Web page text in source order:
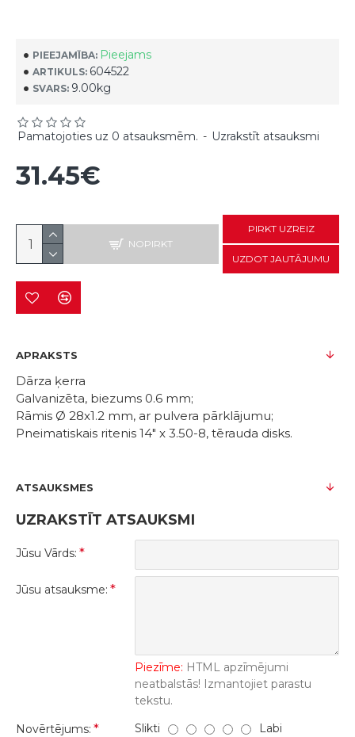
PIEEJAMĪBA: Pieejams
ARTIKULS: 604522
SVARS: 9.00kg
Pamatojoties uz 0 atsauksmēm. - Uzrakstīt atsauksmi
31.45€
NOPIRKT
PIRKT UZREIZ
UZDOT JAUTĀJUMU
APRAKSTS
Dārza ķerra
Galvanizēta, biezums 0.6 mm;
Rāmis Ø 28x1.2 mm, ar pulvera pārklājumu;
Pneimatiskais ritenis 14" x 3.50-8, tērauda disks.
ATSAUKSMES
UZRAKSTĪT ATSAUKSMI
Jūsu Vārds:
Jūsu atsauksme:
Piezīme: HTML apzīmējumi
neatbalstās! Izmantojiet parastu
tekstu.
Novērtējums:
Slikti Labi